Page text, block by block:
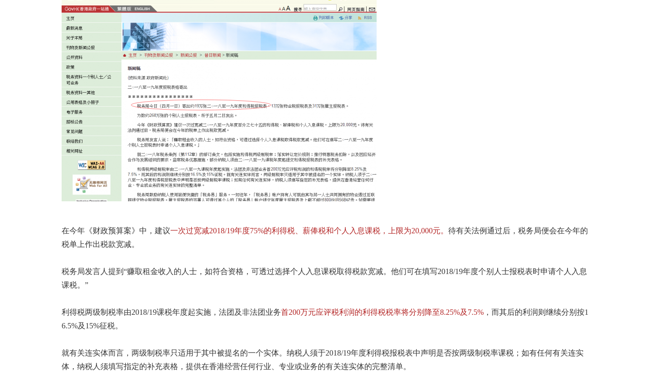
在今年《财政预算案》中，建议一次过宽减2018/19年度75%的利得税、薪俸税和个人入息课税，上限为20,000元。 待有关法例通过后，税务局便会在今年的
税单上作出税款宽减。
税务局发言人提到“赚取租金收入的人士，如符合资格，可透过选择个人入息课税取得税款宽减。他们可在填写2018/19年度个别人士报税表时申请个人入息
课税。”
利得税两级制税率由2018/19课税年度起实施，法团及非法团业务首200万元应评税利润的利得税税率将分别降至8.25%及7.5% ，而其后的利润则继续分别按1
6.5%及15%征税。
就有关连实体而言，两级制税率只适用于其中被提名的一个实体。纳税人须于2018/19年度利得税报税表中声明是否按两级制税率课税；如有任何有关连实
体，纳税人须填写指定的补充表格，提供在香港经营任何行业、专业或业务的有关连实体的完整清单。